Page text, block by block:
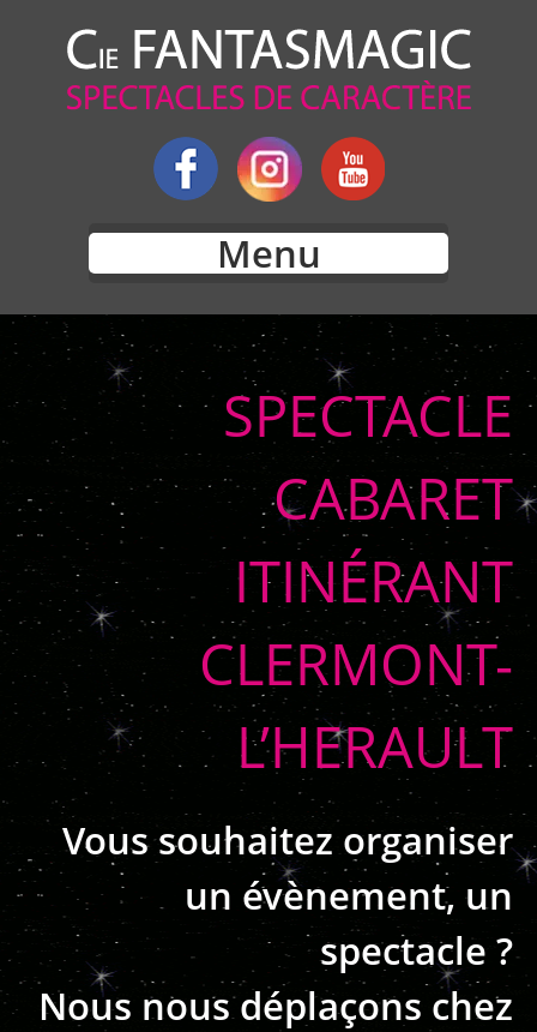
Menu
SPECTACLE
CABARET
ITINÉRANT
CLERMONT-
L’HERAULT
Vous souhaitez organiser
un évènement, un
spectacle ?
Nous nous déplaçons chez